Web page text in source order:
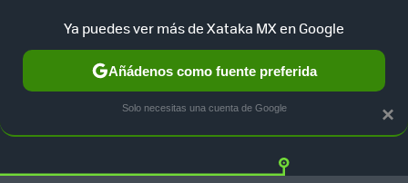
Twitter
×
Ya puedes ver más de Xataka MX en Google
Añádenos como fuente preferida
Solo necesitas una cuenta de Google